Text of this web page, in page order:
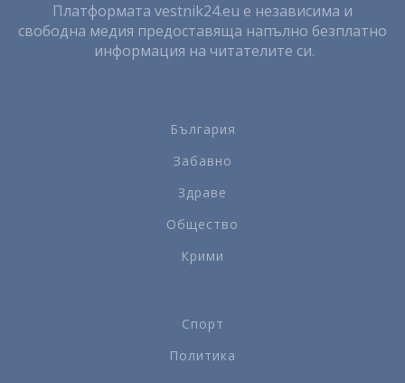
Платформата vestnik24.eu е независима и
свободна медия предоставяща напълно безплатно
информация на читателите си.
България
Забавно
Здраве
Общество
Крими
Спорт
Политика